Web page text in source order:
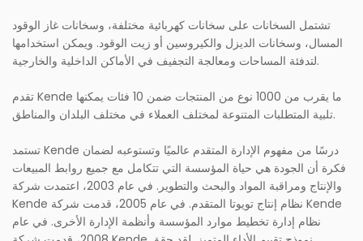
تشتمل السخانات على سخانات كهربائية مختلفة، وسخانات غاز الوقود
المسال، وسخانات الديزل والكيروسين أو زيت الوقود. ويمكن استخدامها
لتدفئة المساحات ومعالجة التجفيف في الأماكن الداخلية والخارجية.
تقدم Kende ما يقرب من 1000 نوع من المنتجات ضمن 10 فئات يمكنها
تلبية المتطلبات المتنوعة لمختلف العملاء في مختلف البلدان والمناطق.
تستمد Kende درسًا من مفهوم الإدارة المتقدم عالميًا وتستوعبه لضمان
فكرة أن الجودة هي حياة المؤسسة التي تتكامل مع جميع روابط المبيعات
والإنتاج ومراقبة المواد والبحث والتطوير. في عام 2003، اعتمدت شركة
Kende نظام إنتاج تويوتا المتقدم. في عام 2005، قدمت شركة Kende
نظام إدارة تخطيط موارد المؤسسة وأنظمة الإدارة الأخرى. في عام